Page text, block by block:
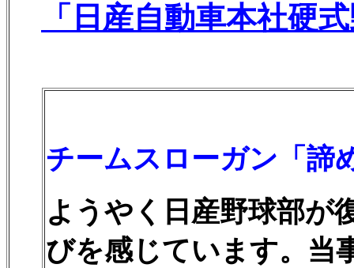
「日産自動車本社硬
チームスローガン「諦
ようやく日産野球部が
びを感じています。当